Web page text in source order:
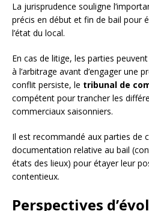
La jurisprudence souligne
précis en début et fin de bail pour
l’état du local.
En cas de litige, les parties
à l’arbitrage avant d’engager une
conflit persiste, le tribunal de
compétent pour trancher les
commerciaux saisonniers.
Il est recommandé aux parties de
documentation relative au bail
états des lieux) pour étayer leur
contentieux.
Perspectives